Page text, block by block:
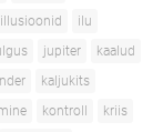
illusioonid
ilu
jupiter
kaalud
kaljukits
kontroll
kriis